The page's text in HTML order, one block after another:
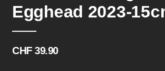
Egghead 2023-
CHF 39.90
end
images
beginning
images